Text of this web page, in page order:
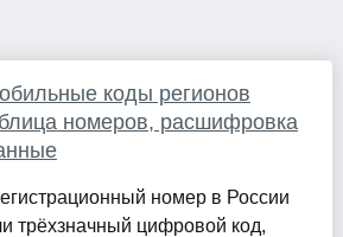
коды регионов
номеров, расшифровка
номер в России
трёхзначный цифровой код,